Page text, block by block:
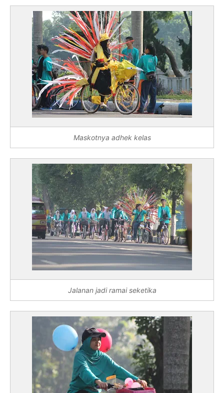
Maskotnya adhek kelas
Jalanan jadi ramai seketika